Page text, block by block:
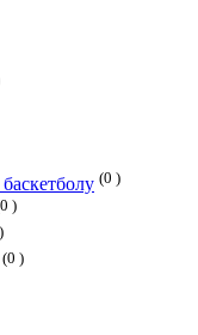
(0 )
)
(0 )